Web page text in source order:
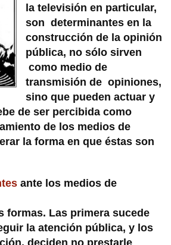
la televisión en particular,
son determinantes en la
construcción de la opinión
pública, no sólo sirven
como medio de
transmisión de opiniones,
sino que pueden actuar y
de ser percibida como
de los medios de
la forma en que éstas son
ante los medios de
formas. Las primera sucede
la atención pública, y los
deciden no prestarle